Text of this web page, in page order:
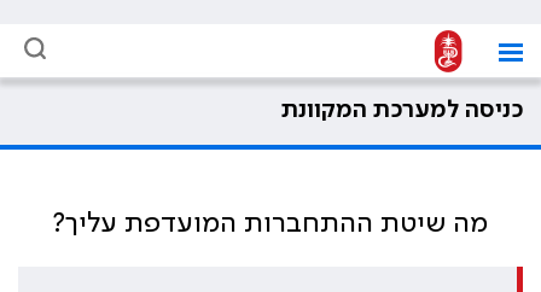
כניסה למערכת המקוונת
מה שיטת ההתחברות המועדפת עליך?